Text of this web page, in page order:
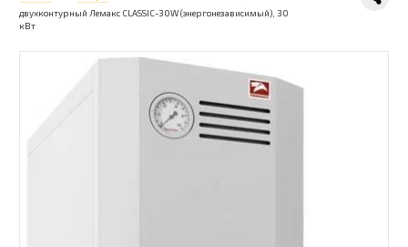
двухконтурный Лемакс CLASSIC-30W (энергонезависимый), 30
кВт